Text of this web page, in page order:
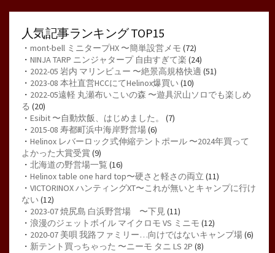
人気記事ランキング TOP15
・ mont-bell ミニタープHX 〜簡単設営メモ (72)
・ NINJA TARP ニンジャタープ 自由すぎて楽 (24)
・ 2022-05 岩内 マリンビュー 〜絶景高規格快適 (51)
・ 2023-08 本社直営HCCにてHelinox爆買い (10)
・ 2022-05遠軽 丸瀬布いこいの森 〜遊具沢山ソロでも楽しめ
る (20)
・ Esibit 〜自動炊飯、はじめました。
(7)
・ 2015-08 寿都町浜中海岸野営場(6)
・ Helinox レバーロック式伸縮テントポール 〜2024年買って
よかった大賞受賞(9)
・ 北海道の野営場一覧 (16)
・ Helinox table one hard top〜硬さと軽さの両立 (11)
・ VICTORINOX ハンティングXT〜これが無いとキャンプに行け
ない (12)
・ 2023-07 焼尻島 白浜野営場 〜下見 (11)
・ 浪漫のジェットボイル マイクロモ VS ミニモ (12)
・ 2020-07 美唄 我路ファミリー…向けではないキャンプ場(6)
・ 新テント買っちゃった 〜ニーモ タニ LS 2P (8)